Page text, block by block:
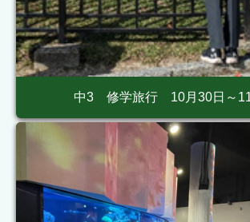
中3 修学旅行 10月30日～11